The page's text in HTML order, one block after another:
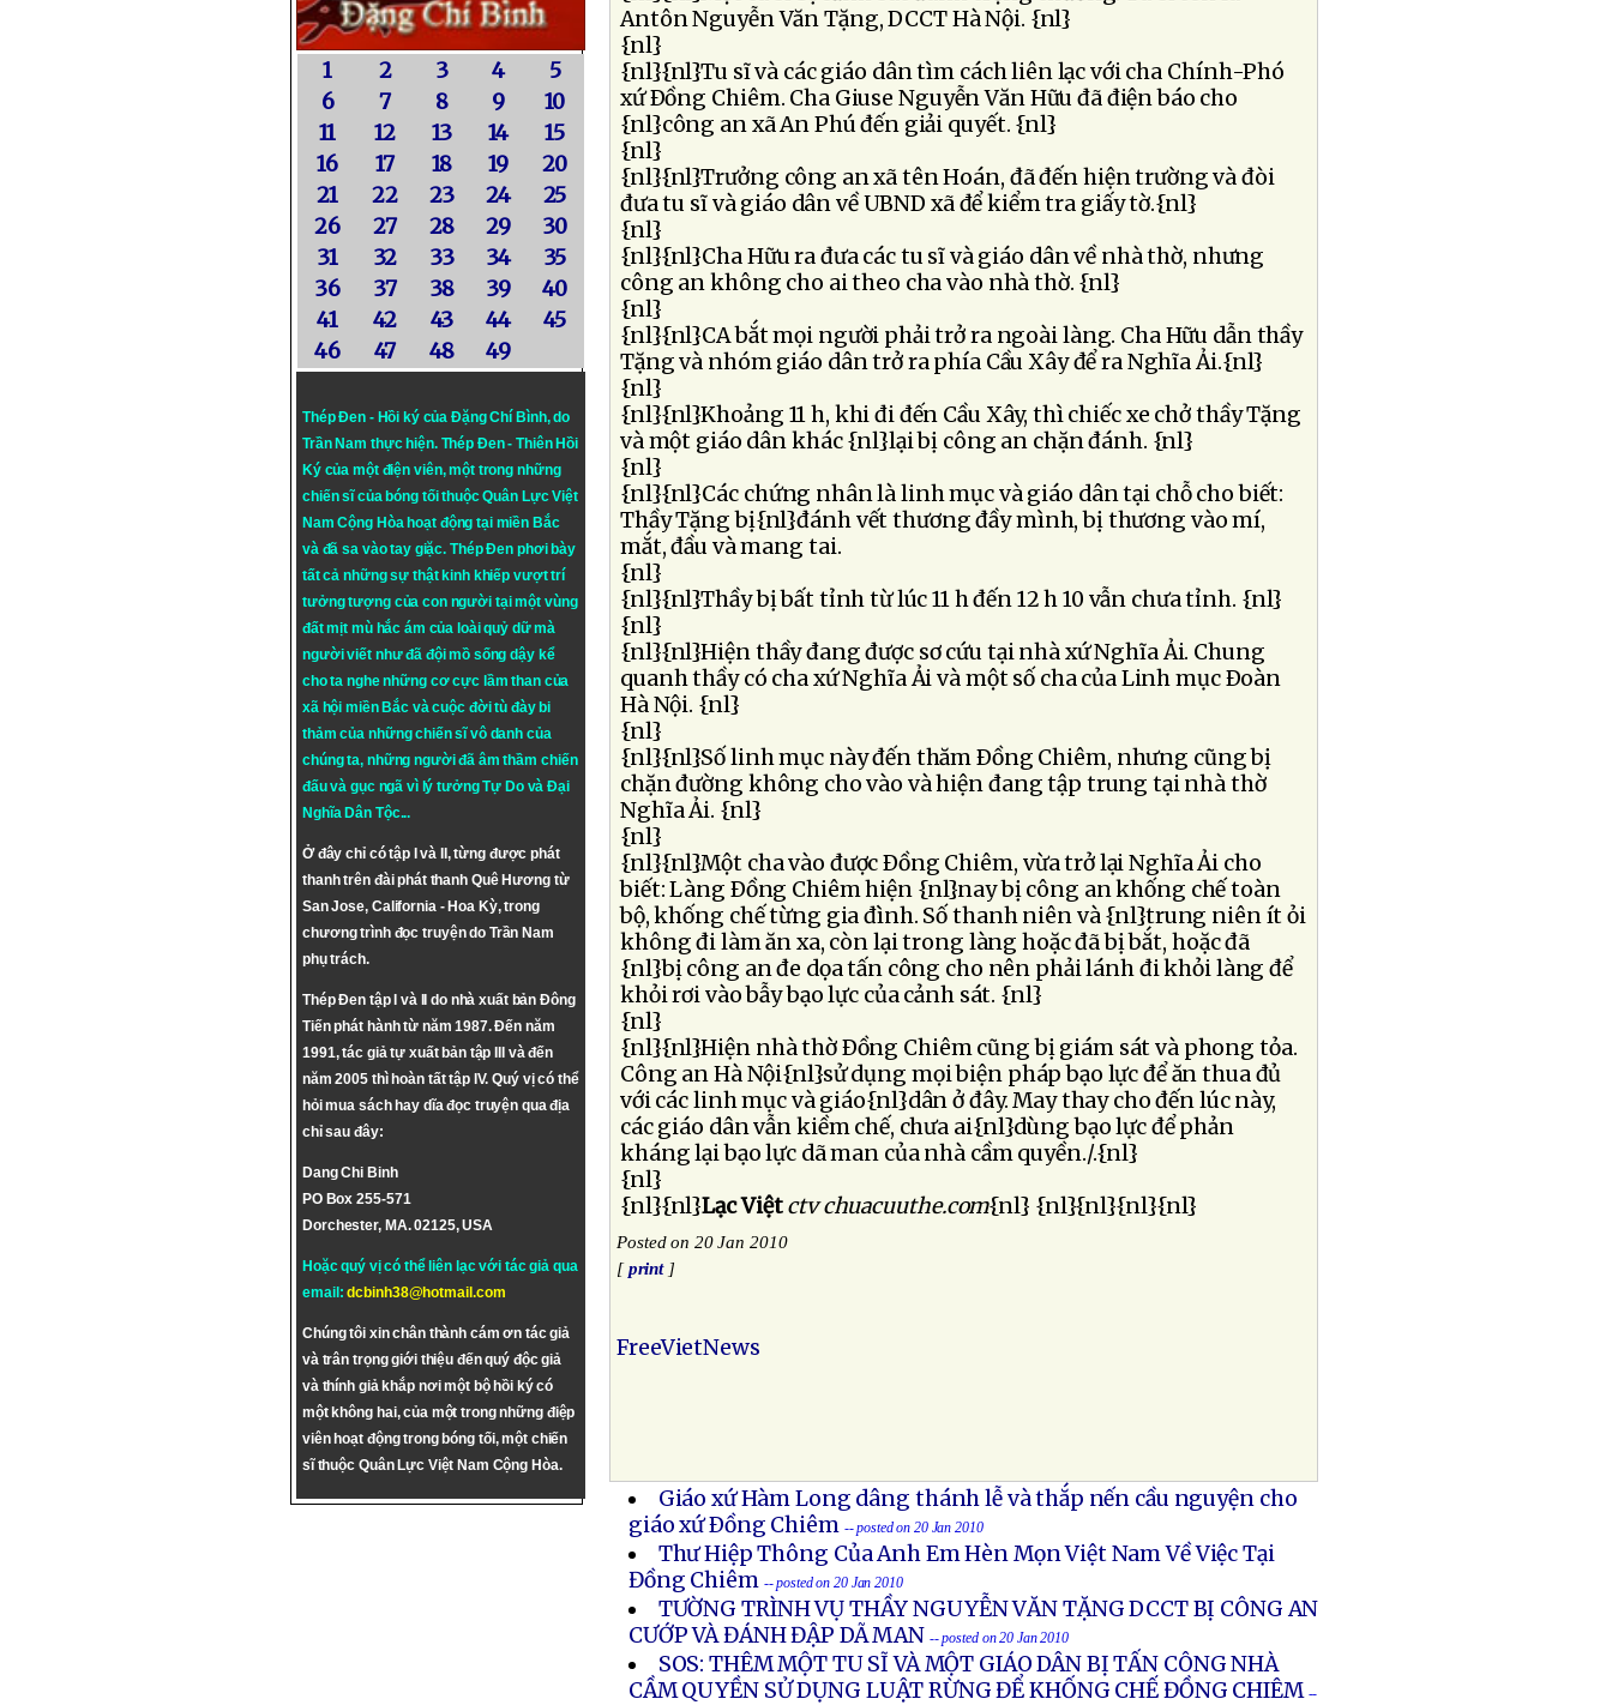
1 2 3 4
5
6
7 8 9
10
11
12 13 14
15
16
17 18 19
20
21
22 23 24
25
26
27 28 29
30
31
32 33 34
35
36
37 38 39
40
41
42 43 44
45
46
47 48 49
Thép Đen - Hồi ký của Đặng Chí Bình, do
Trần Nam thực hiện. Thép Đen- Thiên Hồi
Ký của một điện viên, một trong những
chiến sĩ của bóng tối thuộc Quân Lực Việt
Nam Cộng Hòa hoạt động tại miền Bắc
và đã sa vào tay giặc. Thép Đen phơi bày
tất cả những sự thật kinh khiếp vượt trí
tưởng tượng của con người tại một vùng
đất mịt mù hắc ám của loài quỷ dữ mà
người viết như đã đội mồ sống dậy kể
cho ta nghe những cơ cực lầm than của
xã hội miền Bắc và cuộc đời tù đày bi
thảm của những chiến sĩ vô danh của
chúng ta, những người đã âm thầm chiến
đấu và gục ngã vì lý tưởngTự DovàĐại
Nghĩa Dân Tộc...
Ở đây chỉ có tập I và II, từng được phát
thanh trên đài phát thanh Quê Hương từ
San Jose, California - Hoa Kỳ, trong
chương trình đọc truyện do Trần Nam
phụ trách.
Thép Đen tập I và II do nhà xuất bản Đông
Tiến phát hành từ năm 1987. Đến năm
1991, tác giả tự xuất bản tập III và đến
năm 2005 thì hoàn tất tập IV. Quý vị có thể
hỏi mua sách hay dĩa đọc truyện qua địa
chỉ sau đây:
Dang Chi Binh
PO Box 255-571
Dorchester, MA. 02125, USA
Hoặc quý vị có thể liên lạc với tác giả qua
email:dcbinh38@hotmail.com
Chúng tôi xin chân thành cám ơn tác giả
và trân trọng giới thiệu đến quý độc giả
và thính giả khắp nơi một bộ hồi ký có
một không hai, của một trong những điệp
viên hoạt động trong bóng tối, một chiến
sĩ thuộc Quân Lực Việt Nam Cộng Hòa.
Antôn Nguyễn Văn Tặng, DCCT Hà Nội. {nl}
{nl}
{nl}{nl}Tu sĩ và các giáo dân tìm cách liên lạc với cha Chính-Phó
xứ Ðồng Chiêm. Cha Giuse Nguyễn Văn Hữu đã điện báo cho
{nl}công an xã An Phú đến giải quyết. {nl}
{nl}
{nl}{nl}Trưởng công an xã tên Hoán, đã đến hiện trường và đòi
đưa tu sĩ và giáo dân về UBND xã để kiểm tra giấy tờ.{nl}
{nl}
{nl}{nl}Cha Hữu ra đưa các tu sĩ và giáo dân về nhà thờ, nhưng
công an không cho ai theo cha vào nhà thờ. {nl}
{nl}
{nl}{nl}CA bắt mọi người phải trở ra ngoài làng. Cha Hữu dẫn thầy
Tặng và nhóm giáo dân trở ra phía Cầu Xây để ra Nghĩa Ải.{nl}
{nl}
{nl}{nl}Khoảng 11 h, khi đi đến Cầu Xây, thì chiếc xe chở thầy Tặng
và một giáo dân khác {nl}lại bị công an chặn đánh. {nl}
{nl}
{nl}{nl}Các chứng nhân là linh mục và giáo dân tại chỗ cho biết:
Thầy Tặng bị{nl}đánh vết thương đầy mình, bị thương vào mí,
mắt, đầu và mang tai.
{nl}
{nl}{nl}Thầy bị bất tỉnh từ lúc 11 h đến 12 h 10 vẫn chưa tỉnh. {nl}
{nl}
{nl}{nl}Hiện thầy đang được sơ cứu tại nhà xứ Nghĩa Ải. Chung
quanh thầy có cha xứ Nghĩa Ải và một số cha của Linh mục Ðoàn
Hà Nội. {nl}
{nl}
{nl}{nl}Số linh mục này đến thăm Ðồng Chiêm, nhưng cũng bị
chặn đường không cho vào và hiện đang tập trung tại nhà thờ
Nghĩa Ải. {nl}
{nl}
{nl}{nl}Một cha vào được Ðồng Chiêm, vừa trở lại Nghĩa Ải cho
biết: Làng Ðồng Chiêm hiện {nl}nay bị công an khống chế toàn
bộ, khống chế từng gia đình. Số thanh niên và {nl}trung niên ít ỏi
không đi làm ăn xa, còn lại trong làng hoặc đã bị bắt, hoặc đã
{nl}bị công an đe dọa tấn công cho nên phải lánh đi khỏi làng để
khỏi rơi vào bẫy bạo lực của cảnh sát. {nl}
{nl}
{nl}{nl}Hiện nhà thờ Ðồng Chiêm cũng bị giám sát và phong tỏa.
Công an Hà Nội{nl}sử dụng mọi biện pháp bạo lực để ăn thua đủ
với các linh mục và giáo{nl}dân ở đây. May thay cho đến lúc này,
các giáo dân vẫn kiềm chế, chưa ai{nl}dùng bạo lực để phản
kháng lại bạo lực dã man của nhà cầm quyền./.{nl}
{nl}
{nl}{nl}Lạc Việt ctv chuacuuthe.com{nl} {nl}{nl}{nl}{nl}
Posted on 20 Jan 2010
[print]
FreeVietNews
Giáo xứ Hàm Long dâng thánh lễ và thắp nến cầu nguyện cho
giáo xứ Ðồng Chiêm -- posted on 20 Jan 2010
Thư Hiệp Thông Của Anh Em Hèn Mọn Việt Nam Về Việc Tại
Đồng Chiêm -- posted on 20 Jan 2010
TƯỜNG TRÌNH VỤ THẦY NGUYỄN VĂN TẶNG DCCT BỊ CÔNG AN
CƯỚP VÀ ĐÁNH ĐẬP DÃ MAN -- posted on 20 Jan 2010
SOS: THÊM MỘT TU SĨ VÀ MỘT GIÁO DÂN BỊ TẤN CÔNG NHÀ
CẦM QUYỀN SỬ DỤNG LUẬT RỪNG ĐỂ KHỐNG CHẾ ĐỒNG CHIÊM --